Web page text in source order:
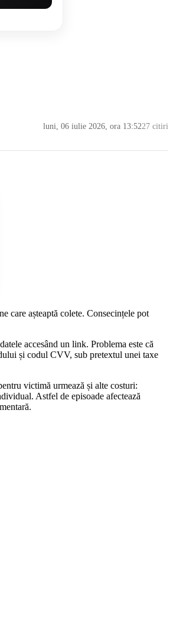
luni, 06 iulie 2026, ora 13:5227 citiri
care așteaptă colete. Consecințele pot
accesând un link. Problema este că
și codul CVV, sub pretextul unei taxe
victimă urmează și alte costuri:
Astfel de episoade afectează